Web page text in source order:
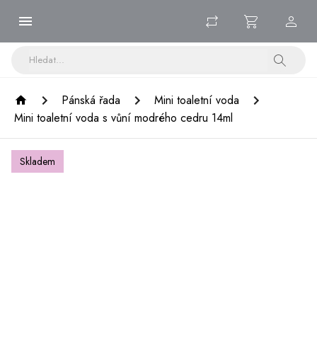
Pánská řada
Mini toaletní voda
Mini toaletní voda s vůní modrého cedru 14ml
Skladem